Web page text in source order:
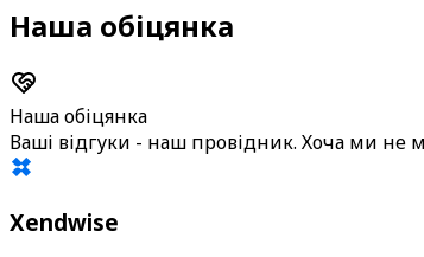
Наша обіцянка
Наша обіцянка
Ваші відгуки - наш провідник. Хоча ми не
Xendwise